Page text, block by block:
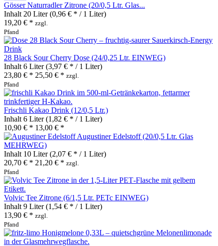
Gösser Naturradler Zitrone (20/0,5 Ltr. Glas...
Inhalt 20 Liter(0,96 € * / 1 Liter)
19,20 € * zzgl.
Pfand
28 Black Sour Cherry Dose (24/0,25 Ltr. EINWEG)
Inhalt 6 Liter(3,97 € * / 1 Liter)
23,80 € * 25,50 € * zzgl.
Pfand
Frischli Kakao Drink (12/0,5 Ltr.)
Inhalt 6 Liter(1,82 € * / 1 Liter)
10,90 € * 13,00 € *
Augustiner Edelstoff (20/0,5 Ltr. Glas
MEHRWEG)
Inhalt 10 Liter(2,07 € * / 1 Liter)
20,70 € * 21,20 € * zzgl.
Pfand
Volvic Tee Zitrone (6/1,5 Ltr. PETc EINWEG)
Inhalt 9 Liter(1,54 € * / 1 Liter)
13,90 € * zzgl.
Pfand